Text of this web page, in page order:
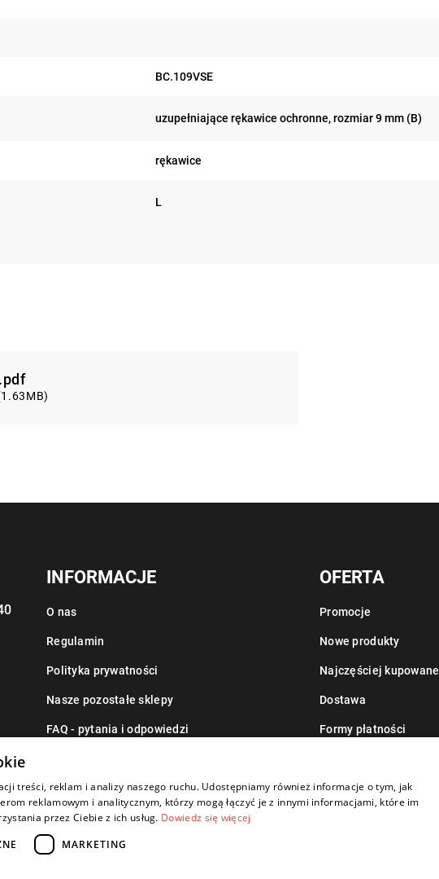
BC.109VSE
uzupełniające rękawice ochronne, rozmiar 9 mm (B)
rękawice
L
INFORMACJE
O nas
Regulamin
Polityka prywatności
Nasze pozostałe sklepy
FAQ - pytania i odpowiedzi
OFERTA
Promocje
Nowe produkty
Najczęściej kupowane
Dostawa
Formy płatności
treści, reklam i analizy naszego ruchu. Udostępniamy również informacje o tym, jak
reklamowym i analitycznym, którzy mogą łączyć je z innymi informacjami, które im
przez Ciebie z ich usług. Dowiedz się więcej
MARKETING